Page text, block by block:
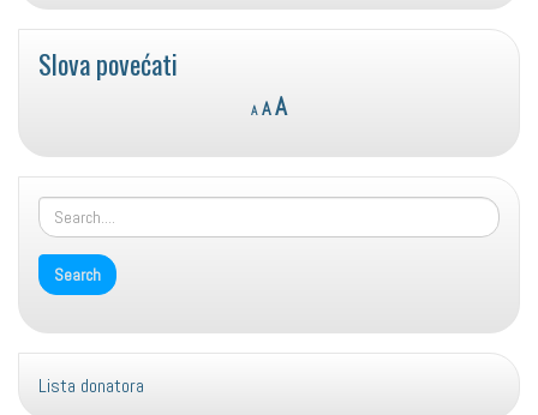
Slova povećati
A
Decrease
font
A Reset
size.
AIncrease
size.
Lista donatora